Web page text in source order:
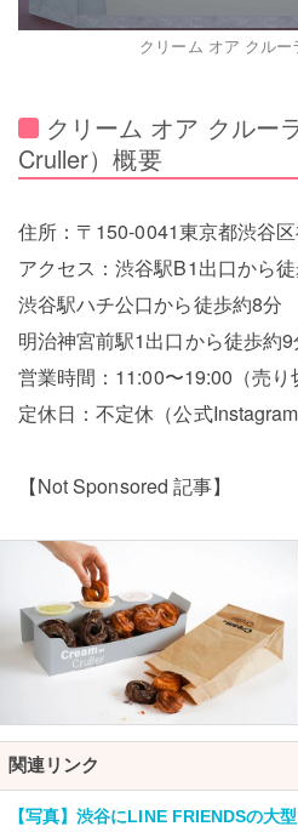
クリーム オア クルー
クリーム オア クルー
Cruller）概要
住所：〒150-0041東京都渋谷
アクセス：渋谷駅B1出口から
渋谷駅ハチ公口から徒歩約8分
明治神宮前駅1出口から徒歩約9
営業時間：11:00〜19:00（売り
定休日：不定休（公式Instagram
【Not Sponsored 記事】
関連リンク
【写真】渋谷にLINE FRIENDSの大